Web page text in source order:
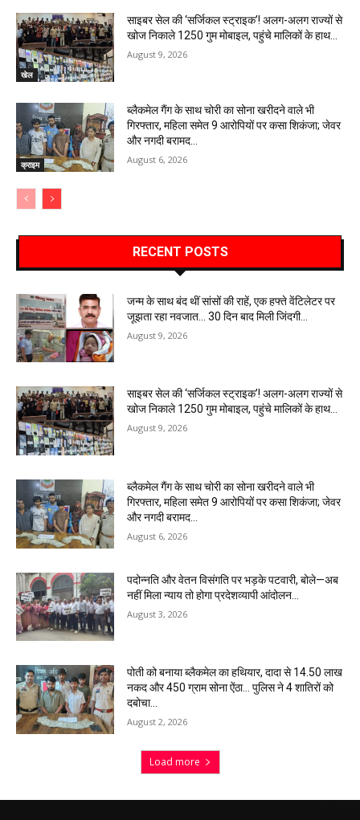
खेल
साइबर सेल की ‘सर्जिकल स्ट्राइक’! अलग-अलग राज्यों से
खोज निकाले 1250 गुम मोबाइल, पहुंचे मालिकों के हाथ…
August 9, 2026
क्राइम
ब्लैकमेल गैंग के साथ चोरी का सोना खरीदने वाले भी
गिरफ्तार, महिला समेत 9 आरोपियों पर कसा शिकंजा; जेवर
और नगदी बरामद…
August 6, 2026
RECENT POSTS
जन्म के साथ बंद थीं सांसों की राहें, एक हफ्ते वेंटिलेटर पर
जूझता रहा नवजात… 30 दिन बाद मिली जिंदगी…
August 9, 2026
साइबर सेल की ‘सर्जिकल स्ट्राइक’! अलग-अलग राज्यों से
खोज निकाले 1250 गुम मोबाइल, पहुंचे मालिकों के हाथ…
August 9, 2026
ब्लैकमेल गैंग के साथ चोरी का सोना खरीदने वाले भी
गिरफ्तार, महिला समेत 9 आरोपियों पर कसा शिकंजा; जेवर
और नगदी बरामद…
August 6, 2026
पदोन्नति और वेतन विसंगति पर भड़के पटवारी, बोले—अब
नहीं मिला न्याय तो होगा प्रदेशव्यापी आंदोलन…
August 3, 2026
पोती को बनाया ब्लैकमेल का हथियार, दादा से 14.50 लाख
नकद और 450 ग्राम सोना ऐंठा… पुलिस ने 4 शातिरों को
दबोचा…
August 2, 2026
Load more